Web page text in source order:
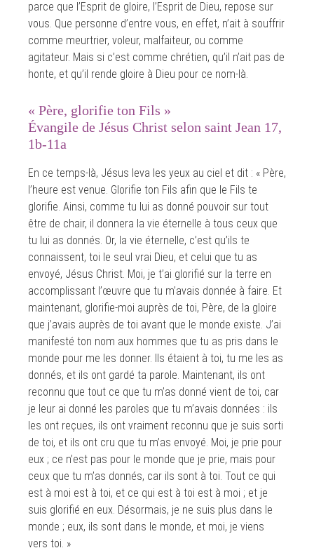
parce que l’Esprit de gloire, l’Esprit de Dieu, repose sur
vous. Que personne d’entre vous, en effet, n’ait à souffrir
comme meurtrier, voleur, malfaiteur, ou comme
agitateur. Mais si c’est comme chrétien, qu’il n’ait pas de
honte, et qu’il rende gloire à Dieu pour ce nom-là.
« Père, glorifie ton Fils »
Évangile de Jésus Christ selon saint Jean 17,
1b-11a
En ce temps-là, Jésus leva les yeux au ciel et dit : « Père,
l’heure est venue. Glorifie ton Fils afin que le Fils te
glorifie. Ainsi, comme tu lui as donné pouvoir sur tout
être de chair, il donnera la vie éternelle à tous ceux que
tu lui as donnés. Or, la vie éternelle, c’est qu’ils te
connaissent, toi le seul vrai Dieu, et celui que tu as
envoyé, Jésus Christ. Moi, je t’ai glorifié sur la terre en
accomplissant l’œuvre que tu m’avais donnée à faire. Et
maintenant, glorifie-moi auprès de toi, Père, de la gloire
que j’avais auprès de toi avant que le monde existe. J’ai
manifesté ton nom aux hommes que tu as pris dans le
monde pour me les donner. Ils étaient à toi, tu me les as
donnés, et ils ont gardé ta parole. Maintenant, ils ont
reconnu que tout ce que tu m’as donné vient de toi, car
je leur ai donné les paroles que tu m’avais données : ils
les ont reçues, ils ont vraiment reconnu que je suis sorti
de toi, et ils ont cru que tu m’as envoyé. Moi, je prie pour
eux ; ce n’est pas pour le monde que je prie, mais pour
ceux que tu m’as donnés, car ils sont à toi. Tout ce qui
est à moi est à toi, et ce qui est à toi est à moi ; et je
suis glorifié en eux. Désormais, je ne suis plus dans le
monde ; eux, ils sont dans le monde, et moi, je viens
vers toi. »